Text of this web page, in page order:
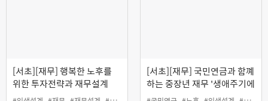
[서초][재무] 행복한 노후를
위한 투자전략과 재무설계
[서초][재무] 국민연금과 함꼐
하는 중장년 재무 '생애주기에
따른 투자전략'